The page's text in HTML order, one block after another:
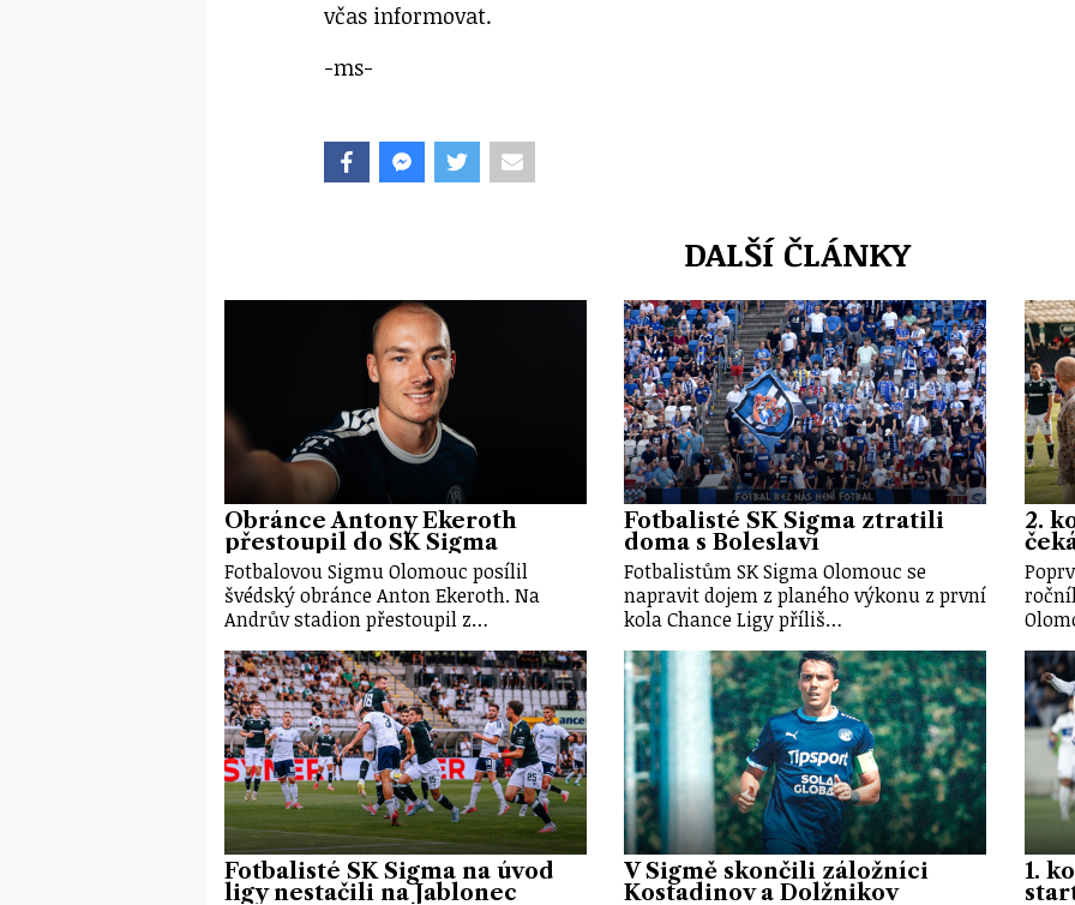
včas informovat.
-ms-
DALŠÍ ČLÁNKY
Obránce Antony Ekeroth
přestoupil do SK Sigma
Fotbalovou Sigmu Olomouc posílil
švédský obránce Anton Ekeroth. Na
Andrův stadion přestoupil z…
Fotbalisté SK Sigma ztratili
doma s Boleslaví
Fotbalistům SK Sigma Olomouc se
napravit dojem z planého výkonu z první
kola Chance Ligy příliš…
2.
Fotbalisté SK Sigma na úvod
ligy nestačili na Jablonec
V Sigmě skončili záložníci
Kostadinov a Dolžnikov
1.